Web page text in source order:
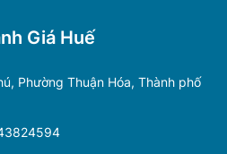
Giá Huế
Phường Thuận Hóa, Thành phố